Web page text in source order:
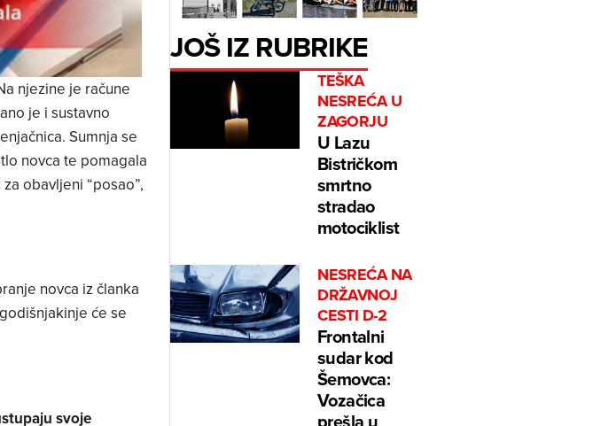
njezine je račune
je i sustavno
Sumnja se
novca te pomagala
obavljeni “posao”,
novca iz članka
će se
svoje
JOŠ IZ RUBRIKE
TEŠKA
NESREĆA U
ZAGORJU
U Lazu
Bistričkom
smrtno
stradao
motociklist
NESREĆA NA
DRŽAVNOJ
CESTI D-2
Frontalni
sudar kod
Šemovca:
Vozačica